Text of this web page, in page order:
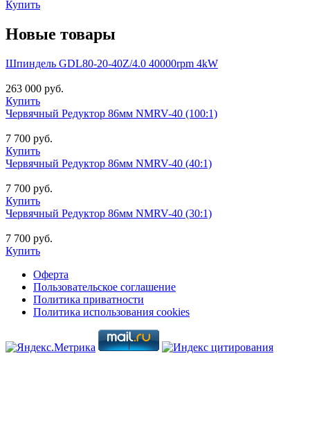
Купить
Новые товары
Шпиндель GDL80-20-40Z/4.0 40000rpm 4kW
263 000 руб.
Купить
Червячный Редуктор 86мм NMRV-40 (100:1)
7 700 руб.
Купить
Червячный Редуктор 86мм NMRV-40 (40:1)
7 700 руб.
Купить
Червячный Редуктор 86мм NMRV-40 (30:1)
7 700 руб.
Купить
Оферта
Пользовательское соглашение
Политика приватности
Политика использования cookies